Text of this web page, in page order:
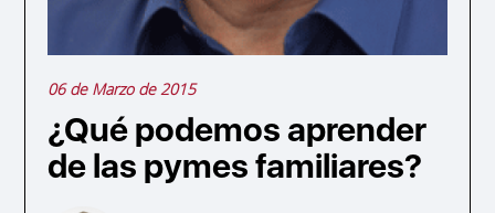
06 de Marzo de 2015
¿Qué podemos aprender
de las pymes familiares?